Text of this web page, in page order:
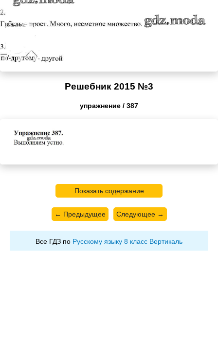
Решебник 2015 №3
упражнение / 387
Показать содержание
← Предыдущее Следующее →
Все ГДЗ по Русскому языку 8 класс Вертикаль